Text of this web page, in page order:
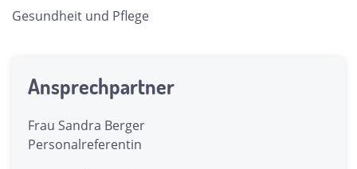
Gesundheit und Pflege
Ansprechpartner
Frau Sandra Berger
Personalreferentin